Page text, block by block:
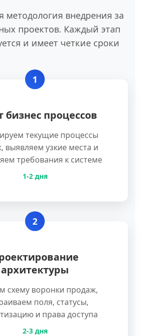
методология внедрения за
проектов. Каждый этап
и имеет четкие сроки
1
бизнес процессов
текущие процессы
выявляем узкие места и
требования к системе
1-2 дня
2
архитектуры
схему воронки продаж,
поля, статусы,
и права доступа
2-3 дня